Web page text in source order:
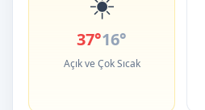
37°16°
Açık ve Çok Sıcak